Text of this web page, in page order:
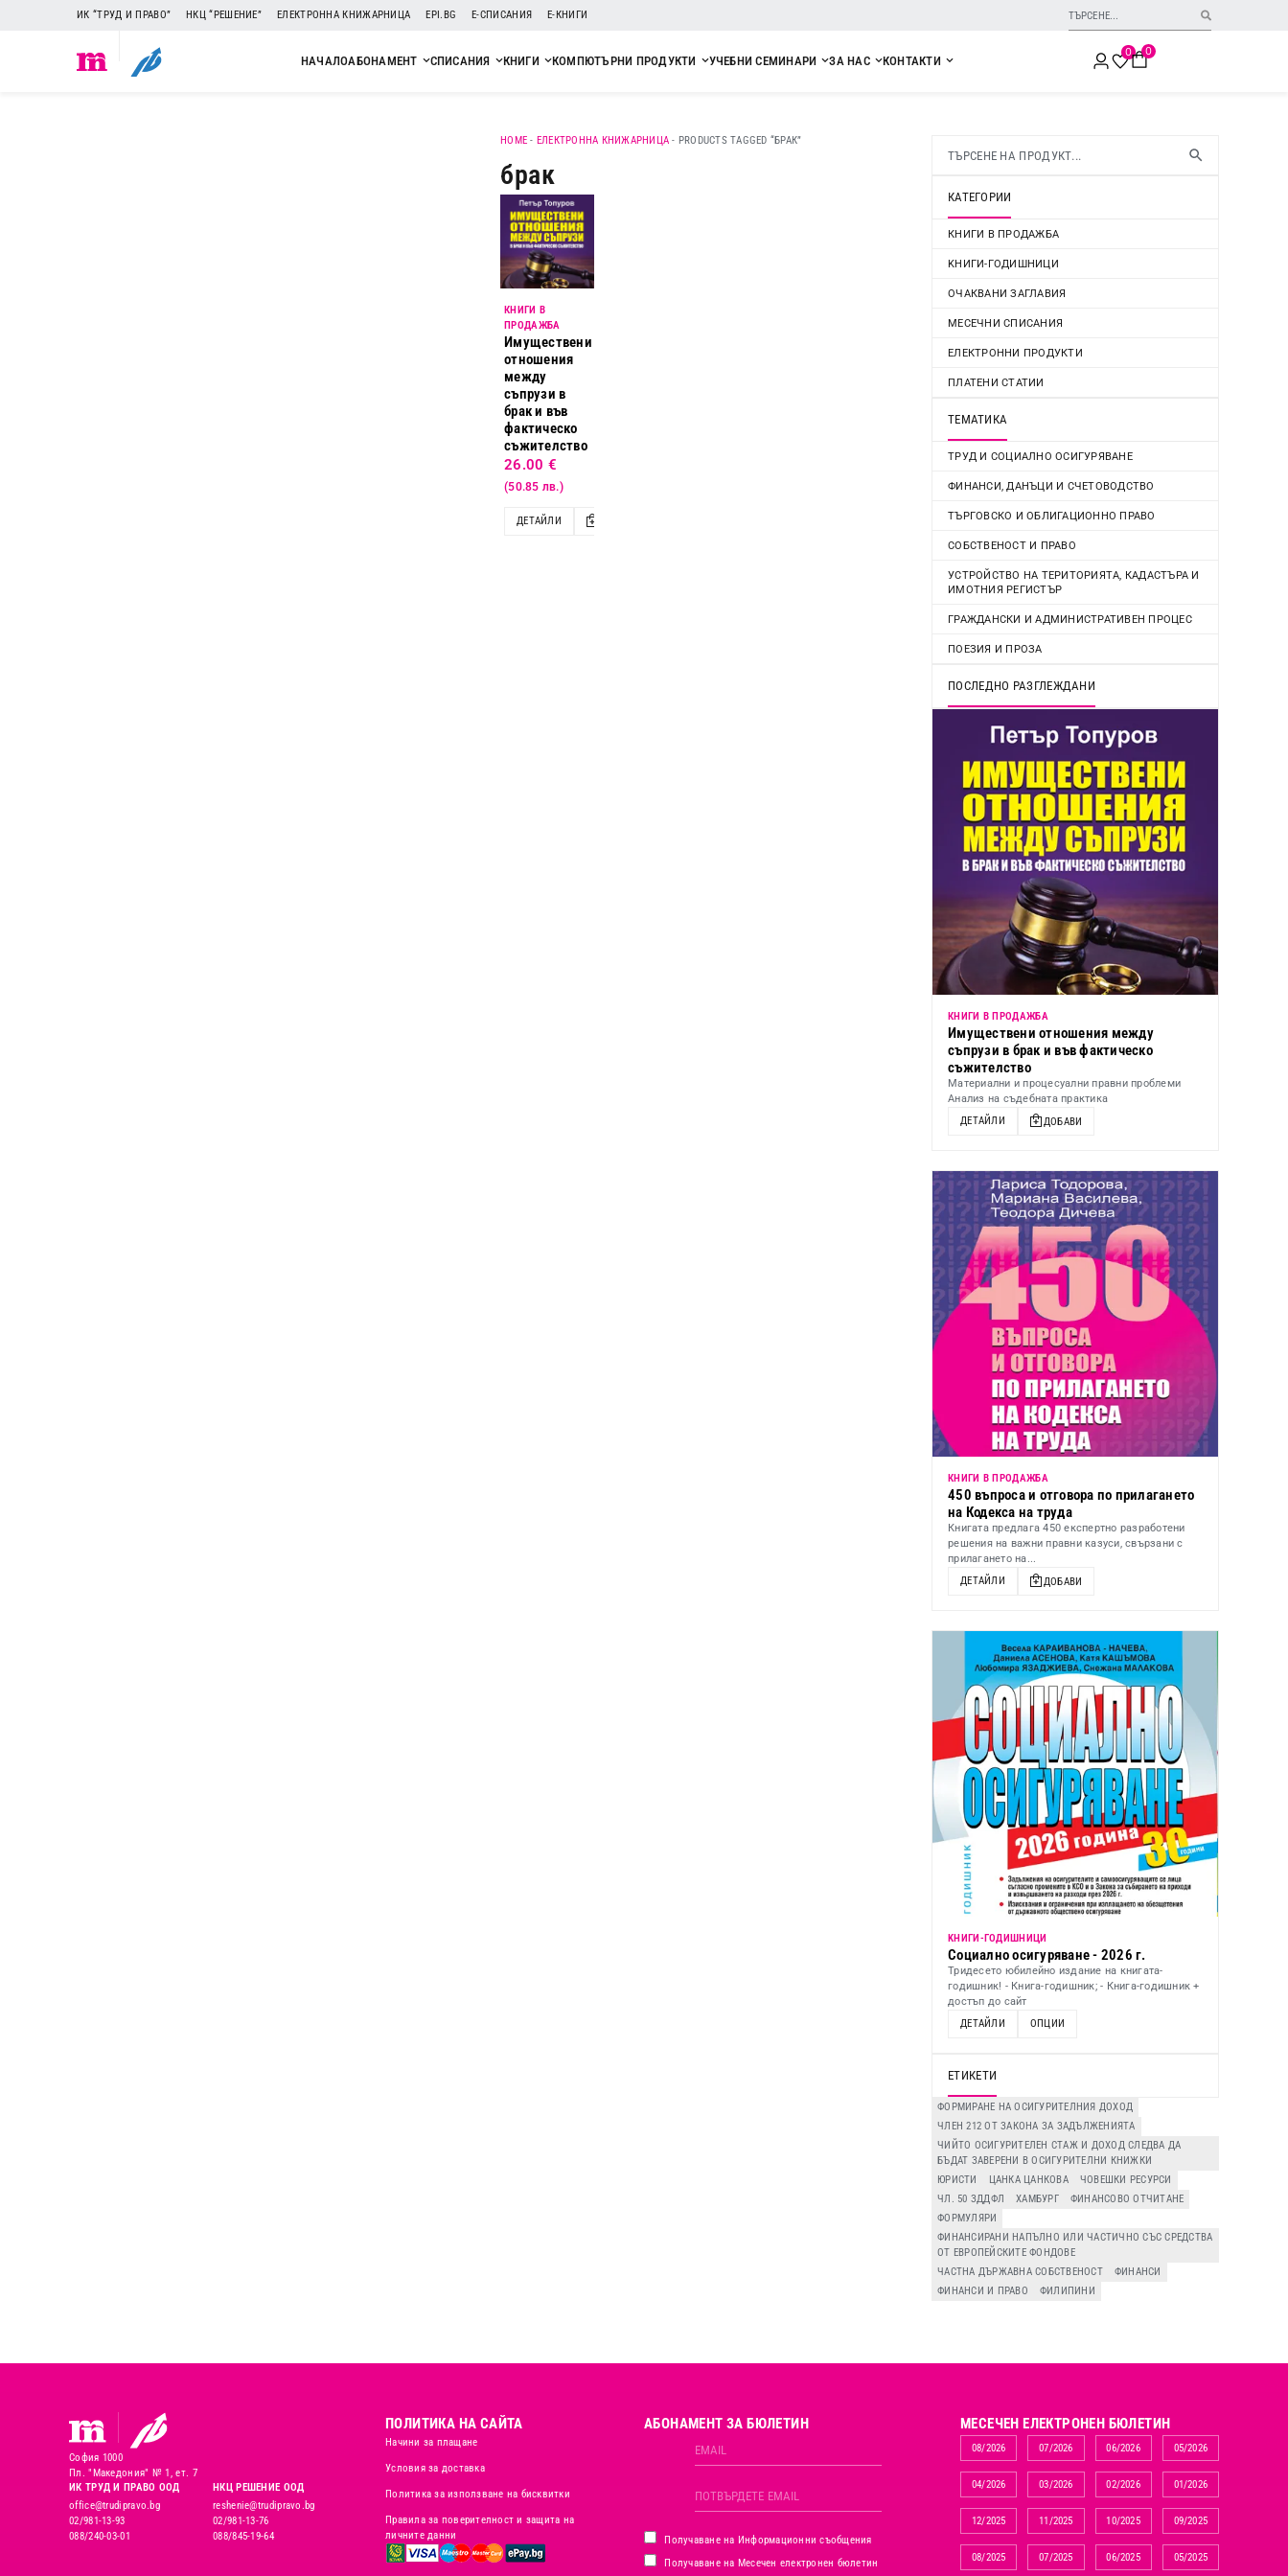
ИК “ТРУД И ПРАВО” НКЦ “РЕШЕНИЕ” ЕЛЕКТРОННА КНИЖАРНИЦА EPI.BG Е-СПИСАНИЯ Е-КНИГИ
НАЧАЛОАБОНАМЕНТ СПИСАНИЯ КНИГИ КОМПЮТЪРНИ ПРОДУКТИ УЧЕБНИ СЕМИНАРИ ЗА НАС КОНТАКТИ
0 0
HOME - ЕЛЕКТРОННА КНИЖАРНИЦА - PRODUCTS TAGGED “БРАК”
брак
КНИГИ В
ПРОДАЖБА
Имуществени
отношения
между
съпрузи в
брак и във
фактическо
съжителство
26.00 €
(50.85 лв.)
ДЕТАЙЛИ
КАТЕГОРИИ
КНИГИ В ПРОДАЖБА
KНИГИ-ГОДИШНИЦИ
ОЧАКВАНИ ЗАГЛАВИЯ
МЕСЕЧНИ СПИСАНИЯ
ЕЛЕКТРОННИ ПРОДУКТИ
ПЛАТЕНИ СТАТИИ
ТЕМАТИКА
ТРУД И СОЦИАЛНО ОСИГУРЯВАНЕ
ФИНАНСИ, ДАНЪЦИ И СЧЕТОВОДСТВО
ТЪРГОВСКО И ОБЛИГАЦИОННО ПРАВО
СОБСТВЕНОСТ И ПРАВО
УСТРОЙСТВО НА ТЕРИТОРИЯТА, КАДАСТЪРА И
ИМОТНИЯ РЕГИСТЪР
ГРАЖДАНСКИ И АДМИНИСТРАТИВЕН ПРОЦЕС
ПОЕЗИЯ И ПРОЗА
ПОСЛЕДНО РАЗГЛЕЖДАНИ
КНИГИ В ПРОДАЖБА
Имуществени отношения между
съпрузи в брак и във фактическо
съжителство
Материални и процесуални правни проблеми
Анализ на съдебната практика
ДЕТАЙЛИ
ДОБАВИ
КНИГИ В ПРОДАЖБА
450 въпроса и отговора по прилагането
на Кодекса на труда
Книгата предлага 450 експертно разработени
решения на важни правни казуси, свързани с
прилагането на...
ДЕТАЙЛИ
ДОБАВИ
KНИГИ-ГОДИШНИЦИ
Социално осигуряване - 2026 г.
Тридесето юбилейно издание на книгата-
годишник! - Книга-годишник; - Книга-годишник +
достъп до сайт
ДЕТАЙЛИ
ОПЦИИ
ЕТИКЕТИ
ФОРМИРАНЕ НА ОСИГУРИТЕЛНИЯ ДОХОД
ЧЛЕН 212 ОТ ЗАКОНА ЗА ЗАДЪЛЖЕНИЯТА
ЧИЙТО ОСИГУРИТЕЛЕН СТАЖ И ДОХОД СЛЕДВА ДА
БЪДАТ ЗАВЕРЕНИ В ОСИГУРИТЕЛНИ КНИЖКИ
ЮРИСТИ
ЦАНКА ЦАНКОВА
ЧОВЕШКИ РЕСУРСИ
ЧЛ. 50 ЗДДФЛ
ХАМБУРГ
ФИНАНСОВО ОТЧИТАНЕ
ФОРМУЛЯРИ
ФИНАНСИРАНИ НАПЪЛНО ИЛИ ЧАСТИЧНО СЪС СРЕДСТВА
ОТ ЕВРОПЕЙСКИТЕ ФОНДОВЕ
ЧАСТНА ДЪРЖАВНА СОБСТВЕНОСТ
ФИНАНСИ
ФИНАНСИ И ПРАВО
ФИЛИПИНИ
София 1000
Пл. "Македония" № 1, ет. 7
ИК ТРУД И ПРАВО ООД
office@trudipravo.bg
02/981-13-93
088/240-03-01
НКЦ РЕШЕНИЕ ООД
reshenie@trudipravo.bg
02/981-13-76
088/845-19-64
ПОЛИТИКА НА САЙТА
Начини за плащане
Условия за доставка
Политика за използване на бисквитки
Правила за поверителност и защита на
личните данни
АБОНАМЕНТ ЗА БЮЛЕТИН
Получаване на Информационни съобщения
Получаване на Месечен електронен бюлетин
MЕСЕЧЕН ЕЛЕКТРОНЕН БЮЛЕТИН
08/2026 07/2026 06/2026 05/2026
04/2026 03/2026 02/2026 01/2026
12/2025 11/2025 10/2025 09/2025
08/2025 07/2025 06/2025 05/2025